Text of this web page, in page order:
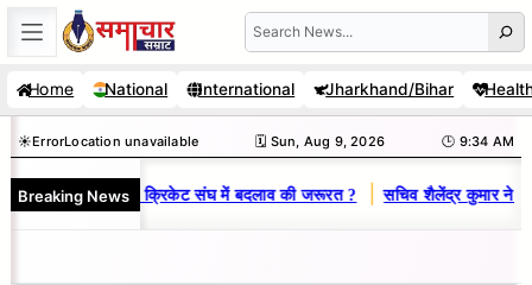
Skip
to
content
Search
Home National International Jharkhand/Bihar
☀️ErrorLocation unavailable 🗓️ Sun, Aug 9, 2026 🕒 9:34 AM
Breaking News
क्यों है धनबाद क्रिकेट संघ में बदलाव की जरूरत ? | सचिव शैलेंद्र कुमार ने